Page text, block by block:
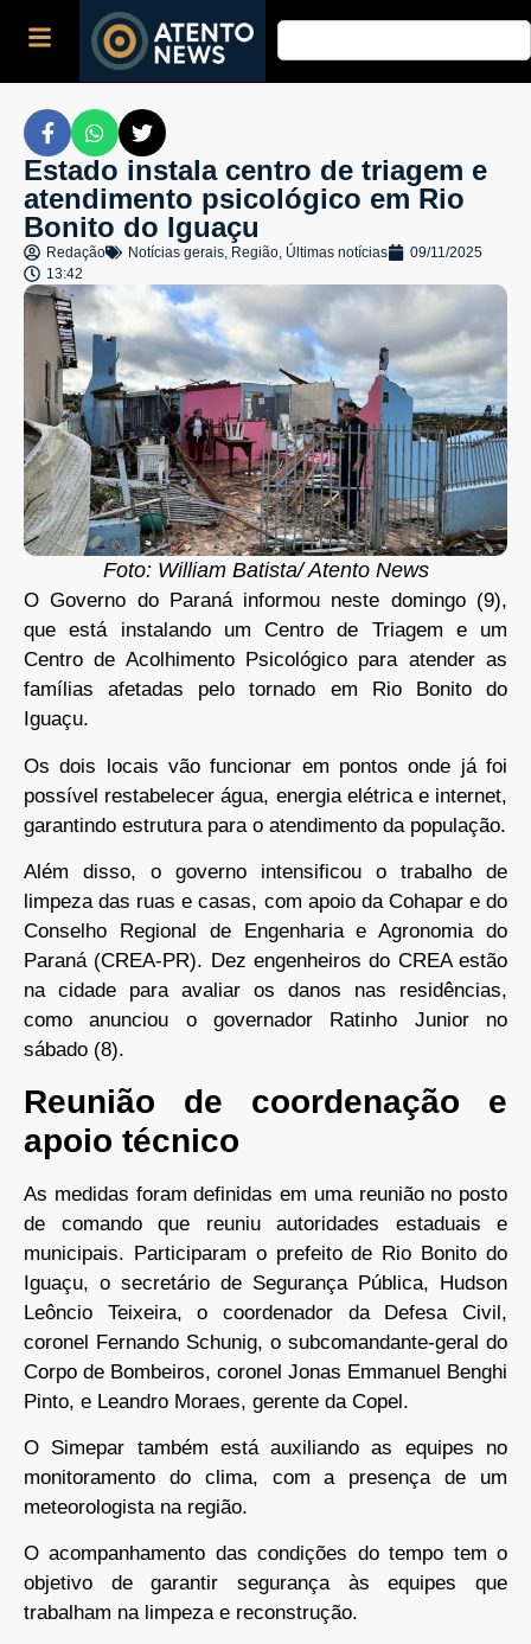
Estado instala centro de triagem e
atendimento psicológico em Rio
Bonito do Iguaçu
Redação Notícias gerais, Região, Últimas notícias
09/11/2025
13:42
Foto: William Batista/ Atento News
O Governo do Paraná informou neste domingo (9),
que está instalando um Centro de Triagem e um
Centro de Acolhimento Psicológico para atender as
famílias afetadas pelo tornado em Rio Bonito do
Iguaçu.
Os dois locais vão funcionar em pontos onde já foi
possível restabelecer água, energia elétrica e internet,
garantindo estrutura para o atendimento da população.
Além disso, o governo intensificou o trabalho de
limpeza das ruas e casas, com apoio da Cohapar e do
Conselho Regional de Engenharia e Agronomia do
Paraná (CREA-PR). Dez engenheiros do CREA estão
na cidade para avaliar os danos nas residências,
como anunciou o governador Ratinho Junior no
sábado (8).
Reunião de coordenação e
apoio técnico
As medidas foram definidas em uma reunião no posto
de comando que reuniu autoridades estaduais e
municipais. Participaram o prefeito de Rio Bonito do
Iguaçu, o secretário de Segurança Pública, Hudson
Leôncio Teixeira, o coordenador da Defesa Civil,
coronel Fernando Schunig, o subcomandante-geral do
Corpo de Bombeiros, coronel Jonas Emmanuel Benghi
Pinto, e Leandro Moraes, gerente da Copel.
O Simepar também está auxiliando as equipes no
monitoramento do clima, com a presença de um
meteorologista na região.
O acompanhamento das condições do tempo tem o
objetivo de garantir segurança às equipes que
trabalham na limpeza e reconstrução.